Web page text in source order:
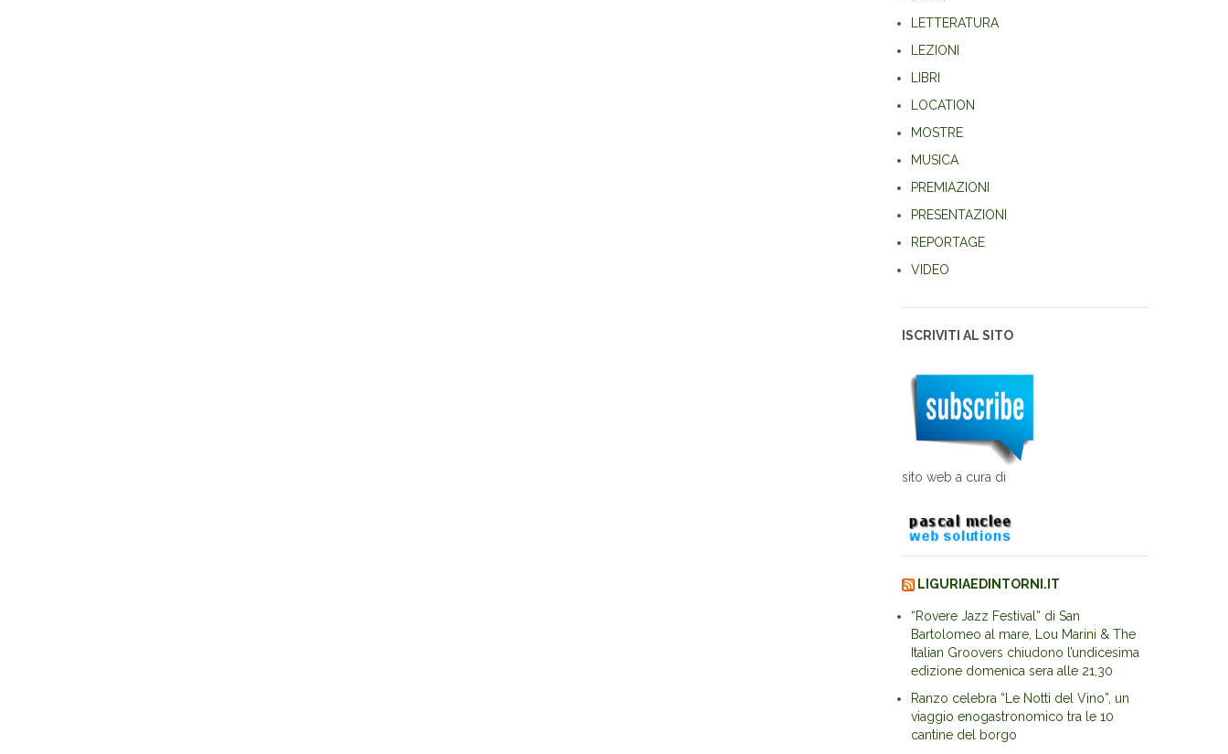
LETTERATURA
LEZIONI
LIBRI
LOCATION
MOSTRE
MUSICA
PREMIAZIONI
PRESENTAZIONI
REPORTAGE
VIDEO
ISCRIVITI AL SITO
sito web a cura di
LIGURIAEDINTORNI.IT
“Rovere Jazz Festival” di San
Bartolomeo al mare, Lou Marini & The
Italian Groovers chiudono l’undicesima
edizione domenica sera alle 21,30
Ranzo celebra “Le Notti del Vino”, un
viaggio enogastronomico tra le 10
cantine del borgo